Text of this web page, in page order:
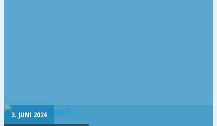
3. JUNI 2024